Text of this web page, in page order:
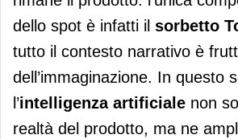
dello spot è infatti il sorbetto
tutto il contesto narrativo è
dell’immaginazione. In questo
l’intelligenza artificiale non
realtà del prodotto, ma ne